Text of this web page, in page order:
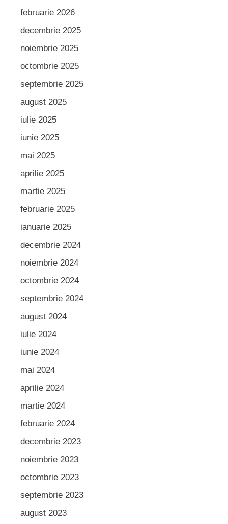
februarie 2026
decembrie 2025
noiembrie 2025
octombrie 2025
septembrie 2025
august 2025
iulie 2025
iunie 2025
mai 2025
aprilie 2025
martie 2025
februarie 2025
ianuarie 2025
decembrie 2024
noiembrie 2024
octombrie 2024
septembrie 2024
august 2024
iulie 2024
iunie 2024
mai 2024
aprilie 2024
martie 2024
februarie 2024
decembrie 2023
noiembrie 2023
octombrie 2023
septembrie 2023
august 2023